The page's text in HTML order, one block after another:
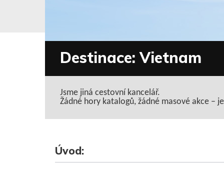
Destinace: Vietnam
Jsme jiná cestovní kancelář.
Žádné hory katalogů, žádné masové akce –
Úvod: